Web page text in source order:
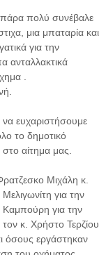
πολύ συνέβαλε
μια μπαταρία και
για την
ανταλλακτικά
.
ευχαριστήσουμε
το δημοτικό
αίτημα μας.
Μιχάλη κ.
για την
Καμπούρη για την
κ. Χρήστο Τερζίου
όσους εργάστηκαν